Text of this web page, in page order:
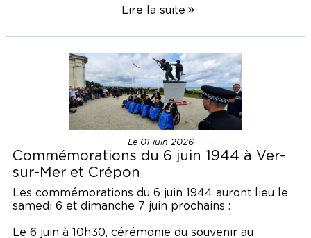
Lire la suite
Commémorations du 6 juin 1944 à Ver-
sur-Mer et Crépon
Le 01 juin 2026
Les commémorations du 6 juin 1944 auront lieu le
samedi 6 et dimanche 7 juin prochains :
Le 6 juin à 10h30, cérémonie du souvenir au